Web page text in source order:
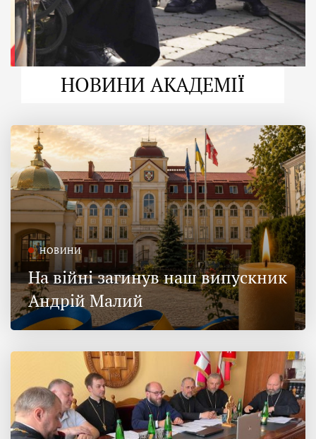
НОВИНИ АКАДЕМІЇ
НОВИНИ
На війні загинув наш випускник
Андрій Малий